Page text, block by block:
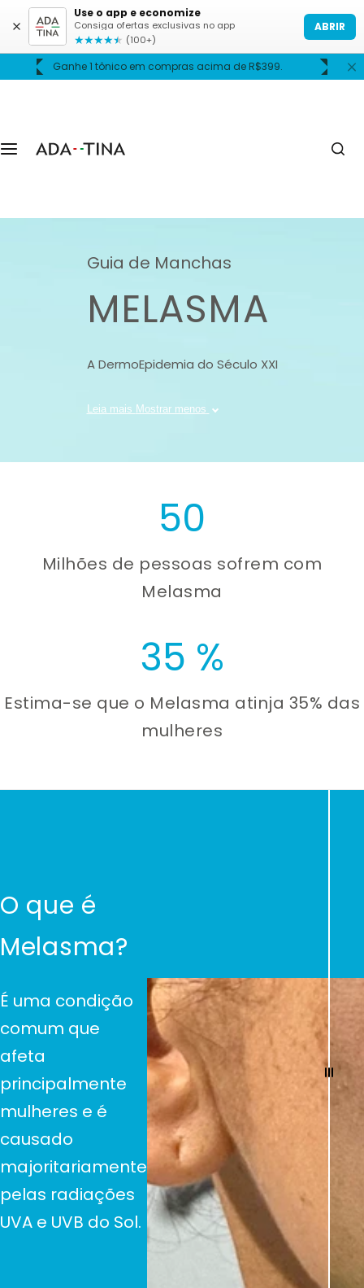
Use o app e economize
Consiga ofertas exclusivas no app
★★★★★ (100+)
ABRIR
Frete grátis acima de R$399.
Guia de Manchas
MELASMA
A DermoEpidemia do Século XXI
Leia mais Mostrar menos
50
Milhões de pessoas sofrem com
Melasma
35 %
Estima-se que o Melasma atinja 35% das
mulheres
O que é
Melasma?
É uma condição
comum que
afeta
principalmente
mulheres e é
causado
majoritariamente
pelas radiações
UVA e UVB do Sol.
l
r